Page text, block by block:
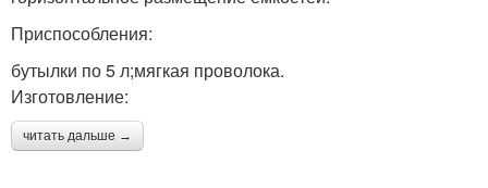
Приспособления:
бутылки по 5 л;мягкая проволока.
Изготовление:
читать дальше →